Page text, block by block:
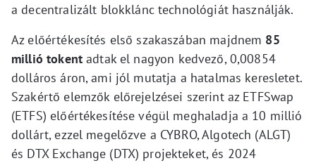
a decentralizált blokklánc technológiát használják.
Az előértékesítés első szakaszában majdnem 85
millió tokentadtak el nagyon kedvező, 0,00854
dolláros áron, ami jól mutatja a hatalmas keresletet.
Szakértő elemzők előrejelzései szerint az ETFSwap
(ETFS) előértékesítése végül meghaladja a 10 millió
dollárt, ezzel megelőzve a CYBRO, Algotech (ALGT)
és DTX Exchange (DTX) projekteket, és 2024